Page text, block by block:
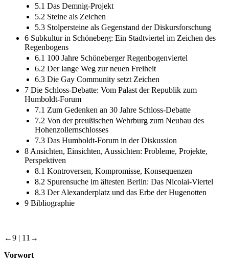
5.1 Das Demnig-Projekt
5.2 Steine als Zeichen
5.3 Stolpersteine als Gegenstand der Diskursforschung
6 Subkultur in Schöneberg: Ein Stadtviertel im Zeichen des
Regenbogens
6.1 100 Jahre Schöneberger Regenbogenviertel
6.2 Der lange Weg zur neuen Freiheit
6.3 Die Gay Community setzt Zeichen
7 Die Schloss-Debatte: Vom Palast der Republik zum
Humboldt-Forum
7.1 Zum Gedenken an 30 Jahre Schloss-Debatte
7.2 Von der preußischen Wehrburg zum Neubau des
Hohenzollernschlosses
7.3 Das Humboldt-Forum in der Diskussion
8 Ansichten, Einsichten, Aussichten: Probleme, Projekte,
Perspektiven
8.1 Kontroversen, Kompromisse, Konsequenzen
8.2 Spurensuche im ältesten Berlin: Das Nicolai-Viertel
8.3 Der Alexanderplatz und das Erbe der Hugenotten
9 Bibliographie
←9 | 11→
Vorwort